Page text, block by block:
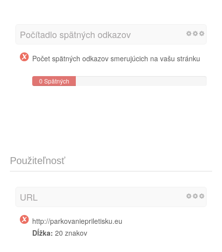
Počítadlo spätných odkazov
Počet spätných odkazov smerujúcich na vašu stránku
0 Spätných
Použiteľnosť
URL
http://parkovaniepriletisku.eu
Dĺžka: 20 znakov